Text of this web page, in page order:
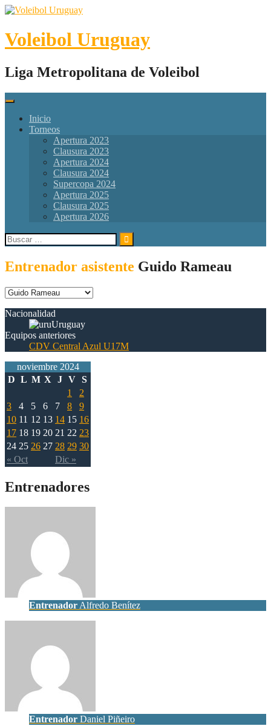
Skip
content
Voleibol Uruguay
Liga Metropolitana de Voleibol
Inicio
Torneos
Apertura 2023
Clausura 2023
Apertura 2024
Clausura 2024
Supercopa 2024
Apertura 2025
Clausura 2025
Apertura 2026
Buscar:
Entrenador asistente Guido Rameau
Nacionalidad
Uruguay
Equipos anteriores
CDV Central Azul U17M
noviembre 2024
D L M X J V S
« Oct Dic »
1
2
3
4 5 6 7 8
9
10 11 12 13 14 15 16
17 18 19 20 21 22 23
24 25 26 27 28 29 30
Entrenadores
EntrenadorAlfredo Benítez
Entrenador Daniel Piñeiro